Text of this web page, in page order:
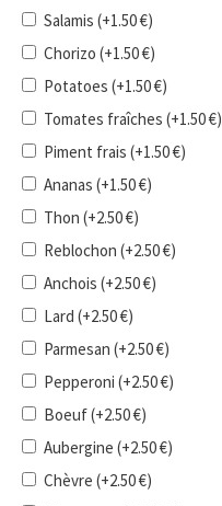
Salamis (+1.50€)
Chorizo (+1.50€)
Potatoes (+1.50€)
Tomates fraîches (+1.50€)
Piment frais (+1.50€)
Ananas (+1.50€)
Thon (+2.50€)
Reblochon (+2.50€)
Anchois (+2.50€)
Lard (+2.50€)
Parmesan (+2.50€)
Pepperoni (+2.50€)
Boeuf(+2.50€)
Aubergine (+2.50€)
Chèvre (+2.50€)